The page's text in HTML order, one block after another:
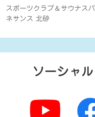
スポーツクラブ ＆ サウナス
ネサンス 北砂
ソーシャ